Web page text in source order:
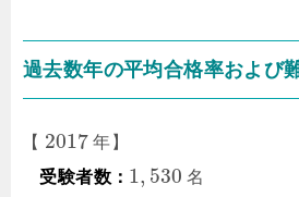
過去数年の平均合格率および
【 2017 年】
受験者数： 1, 530 名